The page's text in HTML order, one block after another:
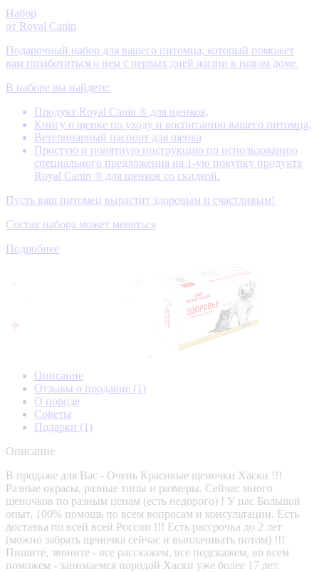
Набор
от Royal Canin
Подарочный набор для вашего питомца, который поможет
вам позаботиться о нем с первых дней жизни в новом доме.
В наборе вы найдете:
Продукт Royal Canin ® для щенков,
Книгу о щенке по уходу и воспитанию вашего питомца,
Ветеринарный паспорт для щенка
Простую и понятную инструкцию по использованию
специального предложения на 1-ую покупку продукта
Royal Canin ® для щенков со скидкой.
Пусть ваш питомец вырастит здоровым и счастливым!
Состав набора может меняться
Подробнее
Описание
Отзывы о продавце (1)
О породе
Советы
Подарки (1)
Описание
В продаже для Вас - Очень Красивые щеночки Хаски !!!
Разные окрасы, разные типы и размеры. Сейчас много
щеночков по разным ценам (есть недорого) ! У нас Большой
опыт, 100% помощь по всем вопросам и консультации. Есть
доставка по всей всей России !!! Есть рассрочка до 2 лет
(можно забрать щеночка сейчас и выплачивать потом) !!!
Пишите, звоните - все расскажем, все подскажем, во всем
поможем - занимаемся породой Хаски уже более 17 лет.